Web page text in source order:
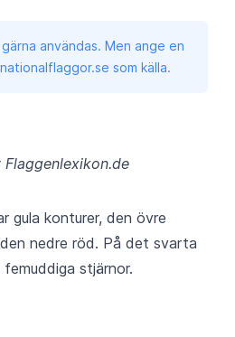
användas. Men ange en
som källa.
gula konturer, den övre
nedre röd. På det svarta
stjärnor.